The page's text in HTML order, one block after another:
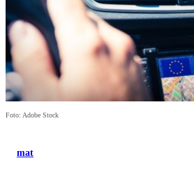
Foto: Adobe Stock
mat